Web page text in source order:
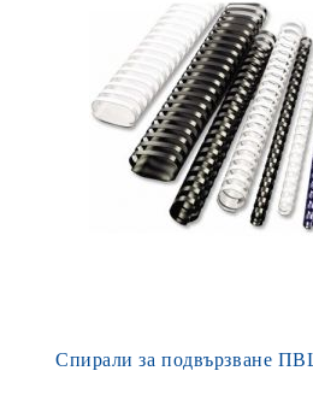
Спирали за подвързване